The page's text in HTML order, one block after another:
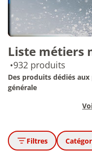
Liste métiers
•932 produits
Des produits dédiés
générale
Filtres